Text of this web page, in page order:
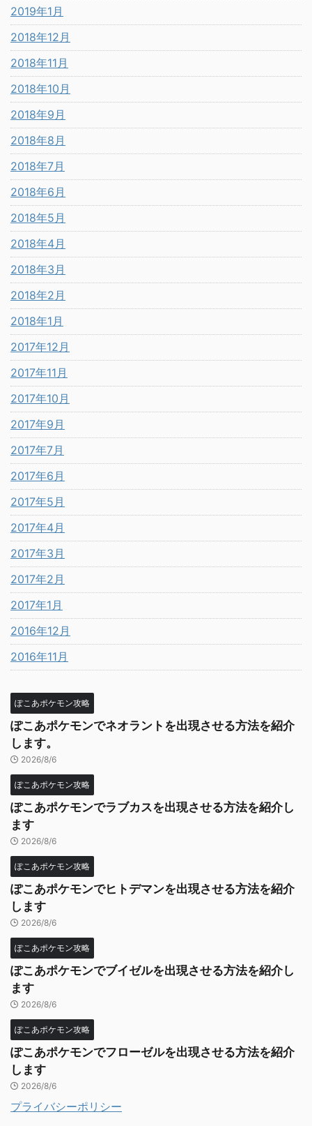
2019年1月
2018年12月
2018年11月
2018年10月
2018年9月
2018年8月
2018年7月
2018年6月
2018年5月
2018年4月
2018年3月
2018年2月
2018年1月
2017年12月
2017年11月
2017年10月
2017年9月
2017年7月
2017年6月
2017年5月
2017年4月
2017年3月
2017年2月
2017年1月
2016年12月
2016年11月
ぽこあポケモン攻略
ぽこあポケモンでネオラントを出現させる方法を紹介
します。
2026/8/6
ぽこあポケモン攻略
ぽこあポケモンでラブカスを出現させる方法を紹介し
ます
2026/8/6
ぽこあポケモン攻略
ぽこあポケモンでヒトデマンを出現させる方法を紹介
します
2026/8/6
ぽこあポケモン攻略
ぽこあポケモンでブイゼルを出現させる方法を紹介し
ます
2026/8/6
ぽこあポケモン攻略
ぽこあポケモンでフローゼルを出現させる方法を紹介
します
2026/8/6
プライバシーポリシー